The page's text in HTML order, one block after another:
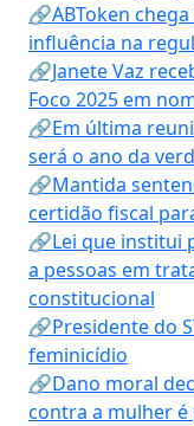
🔗ABToken
influência na
🔗Janete Vaz
Foco 2025 em
🔗Em última
será o ano da
🔗Mantida
certidão fiscal
🔗Lei que institui
a pessoas em
constitucional
🔗Presidente do
feminicídio
🔗Dano moral
contra a mulher